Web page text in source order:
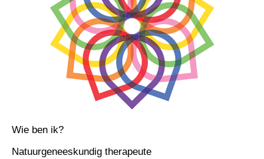
Wie ben ik?
Natuurgeneeskundig therapeute